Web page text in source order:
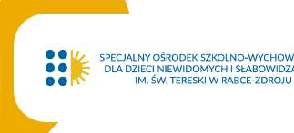
Przejdź
treści